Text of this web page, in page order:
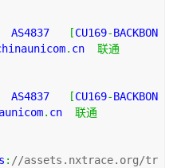
AS4837
[CU169-BACKBON
. cn 联通
AS4837
[CU169-BACKBON
. cn 联通
: //assets.nxtrace.org/tr